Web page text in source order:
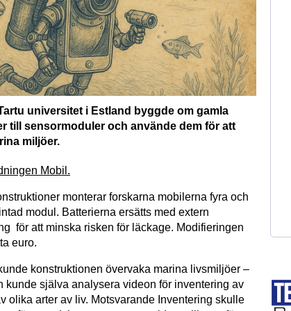
universitet i Estland byggde om gamla
till sensormoduler och använde dem för att
miljöer.
Mobil.
monterar forskarna mobilerna fyra och
modul. Batterierna ersätts med extern
för att minska risken för läckage. Modifieringen
euro.
konstruktionen övervaka marina livsmiljöer –
kunde själva analysera videon för inventering av
olika arter av liv. Motsvarande Inventering skulle